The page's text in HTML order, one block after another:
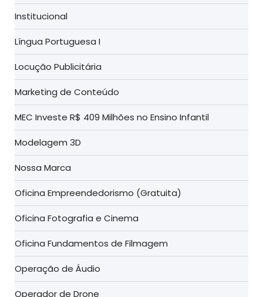
Institucional
Língua Portuguesa I
Locução Publicitária
Marketing de Conteúdo
MEC Investe R$ 409 Milhões no Ensino Infantil
Modelagem 3D
Nossa Marca
Oficina Empreendedorismo (Gratuita)
Oficina Fotografia e Cinema
Oficina Fundamentos de Filmagem
Operação de Áudio
Operador de Drone